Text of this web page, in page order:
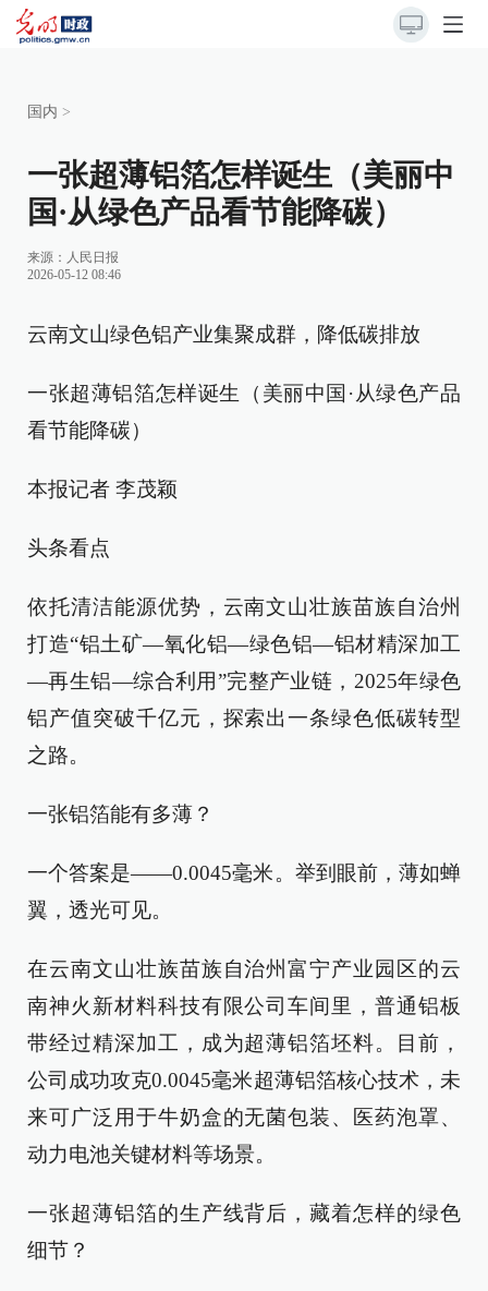
国内 >
一张超薄铝箔怎样诞生（美丽中
国·从绿色产品看节能降碳）
来源： 人民日报
2026-05-12 08:46
云南文山绿色铝产业集聚成群，降低碳排放
一张超薄铝箔怎样诞生（美丽中国·从绿色产品
看节能降碳）
本报记者 李茂颖
头条看点
依托清洁能源优势，云南文山壮族苗族自治州
打造“铝土矿—氧化铝—绿色铝—铝材精深加工
—再生铝—综合利用”完整产业链，2025年绿色
铝产值突破千亿元，探索出一条绿色低碳转型
之路。
一张铝箔能有多薄？
一个答案是——0.0045毫米。举到眼前，薄如蝉
翼，透光可见。
在云南文山壮族苗族自治州富宁产业园区的云
南神火新材料科技有限公司车间里，普通铝板
带经过精深加工，成为超薄铝箔坯料。目前，
公司成功攻克0.0045毫米超薄铝箔核心技术，未
来可广泛用于牛奶盒的无菌包装、医药泡罩、
动力电池关键材料等场景。
一张超薄铝箔的生产线背后，藏着怎样的绿色
细节？